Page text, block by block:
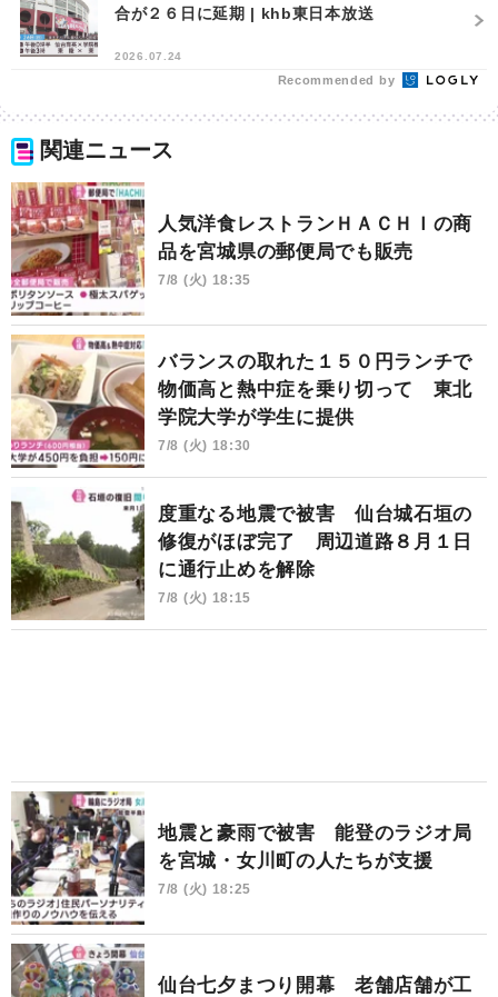
合が２６日に延期 | khb東日本放送
2026.07.24
Recommended by
関連ニュース
人気洋食レストランＨＡＣＨＩの商
品を宮城県の郵便局でも販売
7/8 (火) 18:35
バランスの取れた１５０円ランチで
物価高と熱中症を乗り切って 東北
学院大学が学生に提供
7/8 (火) 18:30
度重なる地震で被害 仙台城石垣の
修復がほぼ完了 周辺道路８月１日
に通行止めを解除
7/8 (火) 18:15
地震と豪雨で被害 能登のラジオ局
を宮城・女川町の人たちが支援
7/8 (火) 18:25
仙台七夕まつり開幕 老舗店舗が工